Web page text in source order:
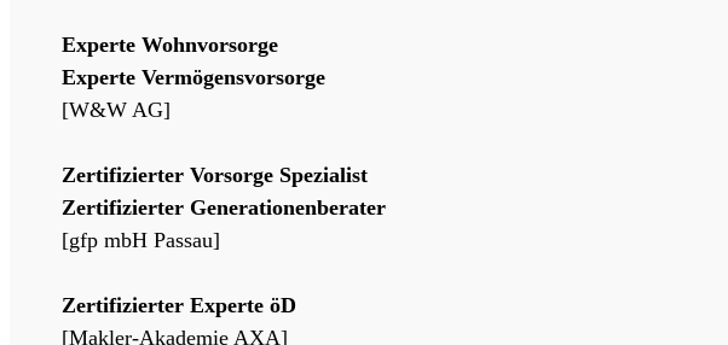
Experte Wohnvorsorge
Experte Vermögensvorsorge
[W&W AG]
Zertifizierter Vorsorge Spezialist
Zertifizierter Generationenberater
[gfp mbH Passau]
Zertifizierter Experte öD
[Makler-Akademie AXA]